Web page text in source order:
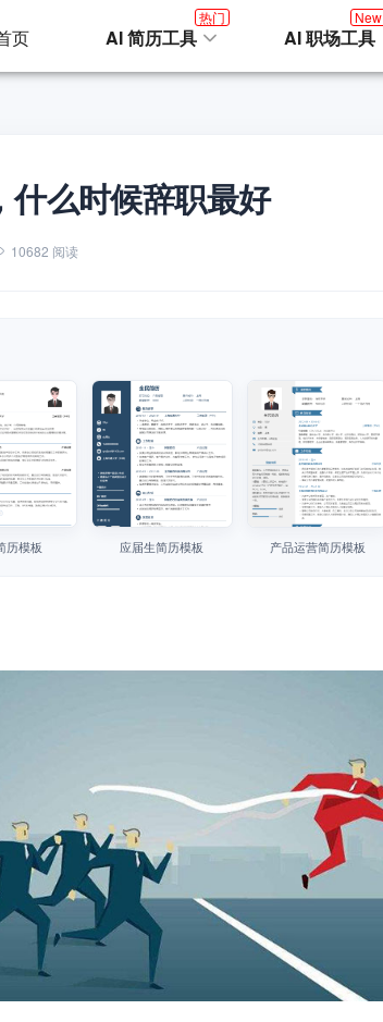
页 AI 简历工具
热门
AI 职场工具
New
么时候辞职最好
10682 阅读
历模板 应届生简历模板 产品运营简历模板